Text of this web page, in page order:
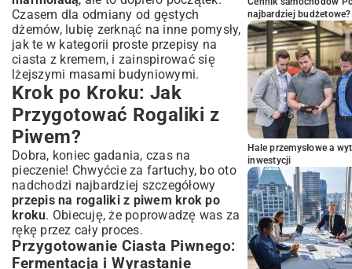
Czasem dla odmiany od gęstych
dżemów, lubię zerknąć na inne pomysły,
jak te w kategorii proste przepisy na
ciasta z kremem, i zainspirować się
lżejszymi masami budyniowymi.
Krok po Kroku: Jak
Przygotować Rogaliki z
Piwem?
Dobra, koniec gadania, czas na
pieczenie! Chwyćcie za fartuchy, bo oto
nadchodzi najbardziej szczegółowy
przepis na rogaliki z piwem krok po
kroku. Obiecuję, że poprowadzę was za
rękę przez cały proces.
Przygotowanie Ciasta Piwnego:
Fermentacja i Wyrastanie
najbardziej budżetowe?
Hale przemysłowe a
inwestycji